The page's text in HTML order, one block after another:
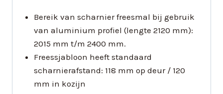
Bereik van scharnier freesmal bij gebruik
van aluminium profiel (lengte 2120 mm):
2015 mm t/m 2400 mm.
Freessjabloon heeft standaard
scharnierafstand: 118 mm op deur / 120
mm in kozijn